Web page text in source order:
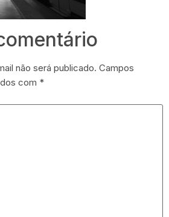
não será publicado. Campos
com *